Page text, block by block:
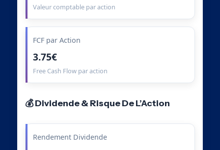
Valeur comptable par action
FCF par Action
3.75€
Free Cash Flow par action
💰 Dividende & Risque De L’Action
Rendement Dividende